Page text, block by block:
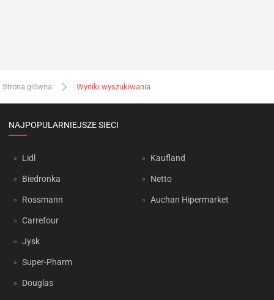
Strona główna Wyniki wyszukiwania
NAJPOPULARNIEJSZE SIECI
Lidl
Biedronka
Rossmann
Carrefour
Jysk
Super-Pharm
Douglas
Kaufland
Netto
Auchan Hipermarket